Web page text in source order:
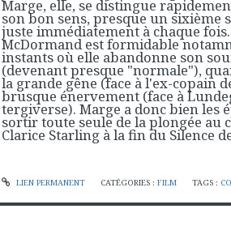
Marge, elle, se distingue
son bon sens, presque un sixième
juste immédiatement à chaque
McDormand est formidable
instants où elle abandonne son
(devenant presque "normale"),
la grande gêne (face à l'ex-copain
brusque énervement (face à
tergiverse). Marge a donc bien les
sortir toute seule de la plongée au
Clarice Starling à la fin du Silence
LIEN PERMANENT CATÉGORIES : FILM TAGS :